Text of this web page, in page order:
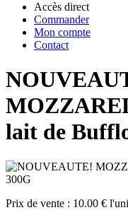
Accès direct
Commander
Mon compte
Contact
lait de
Prix de vente : 10.00 €